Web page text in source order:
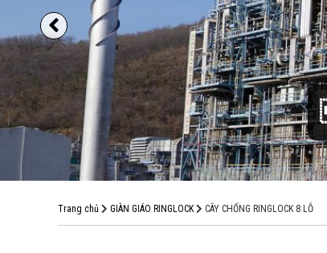
Previous
Trang chủ GIÀN GIÁO RINGLOCK CÂY CHỐNG RINGLOCK 8 LỖ